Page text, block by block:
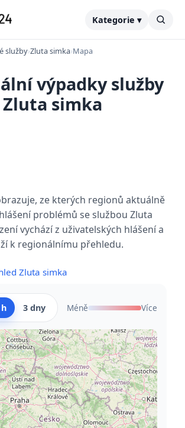
Kategorie ▾
služby›Zluta simka›Mapa
výpadky služby
Zluta simka
ze kterých regionů aktuálně
problémů se službou Zluta
vychází z uživatelských hlášení a
k regionálnímu přehledu.
Zluta simka
3 dny Méně Více